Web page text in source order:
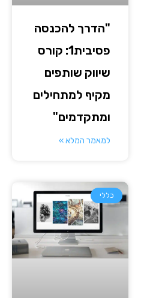
"הדרך להכנסה
פסיבית1: קורס
שיווק שותפים
מקיף למתחילים
ומתקדמים"
למאמר המלא »
כללי